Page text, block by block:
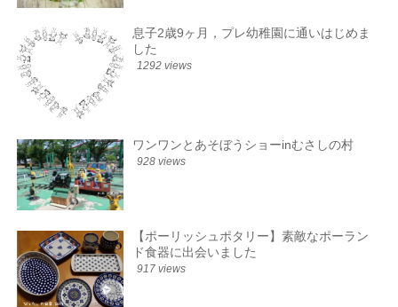
息子2歳9ヶ月，プレ幼稚園に通いはじめま
した
1292 views
ワンワンとあそぼうショーinむさしの村
928 views
【ポーリッシュポタリー】素敵なポーラン
ド食器に出会いました
917 views